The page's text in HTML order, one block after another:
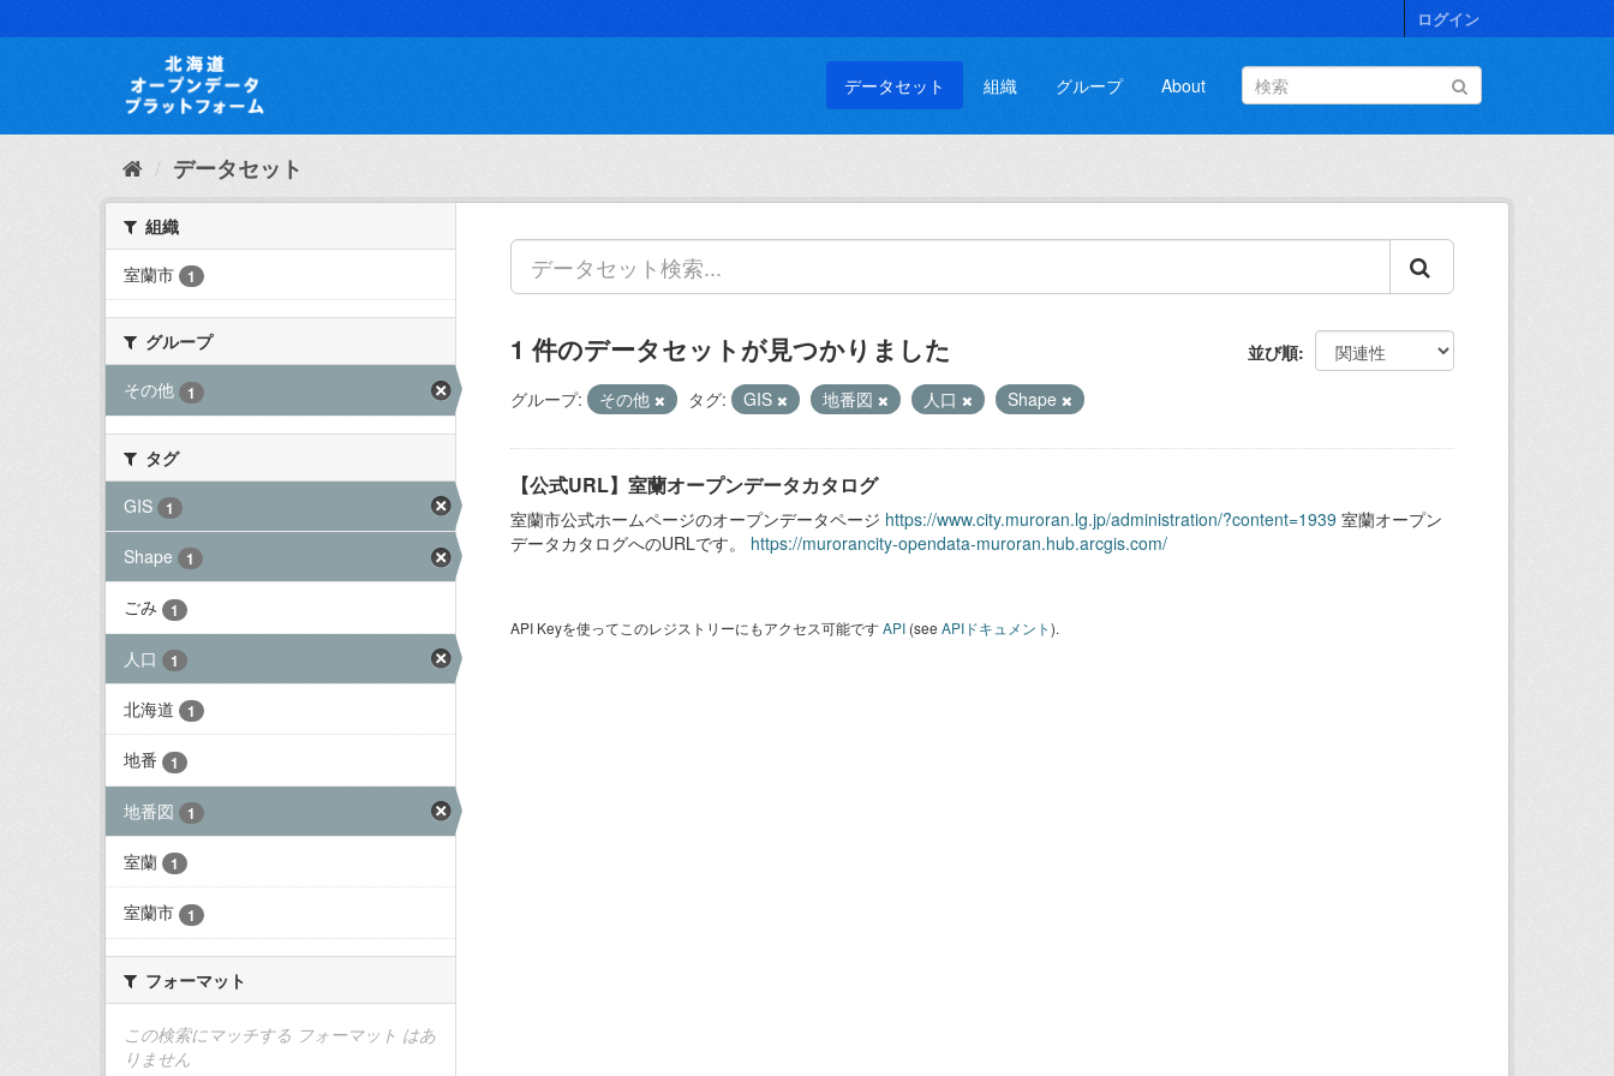
キ
て
ログイン
データセット 組織 グループ About
データセット
組織
室蘭市
1
グループ
その他
1
タグ
GIS
1
Shape 1
ごみ 1
人口 1
北海道 1
地番 1
地番図 1
室蘭 1
室蘭市 1
フォーマット
この検索にマッチする フォーマット はあ
りません
並び順
1 件のデータセットが見つかりました
グループ: その他 タグ: GIS 地番図 人口 Shape
【公式URL】室蘭オープンデータカタログ
室蘭市公式ホームページのオープンデータページ https://www.city.muroran.lg.jp/administration/?content=1939 室蘭オープン
データカタログへのURLです。 https://murorancity-opendata-muroran.hub.arcgis.com/
API Keyを使ってこのレジストリーにもアクセス可能ですAPI (see APIドキュメント).